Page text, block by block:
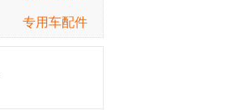
专用车配件